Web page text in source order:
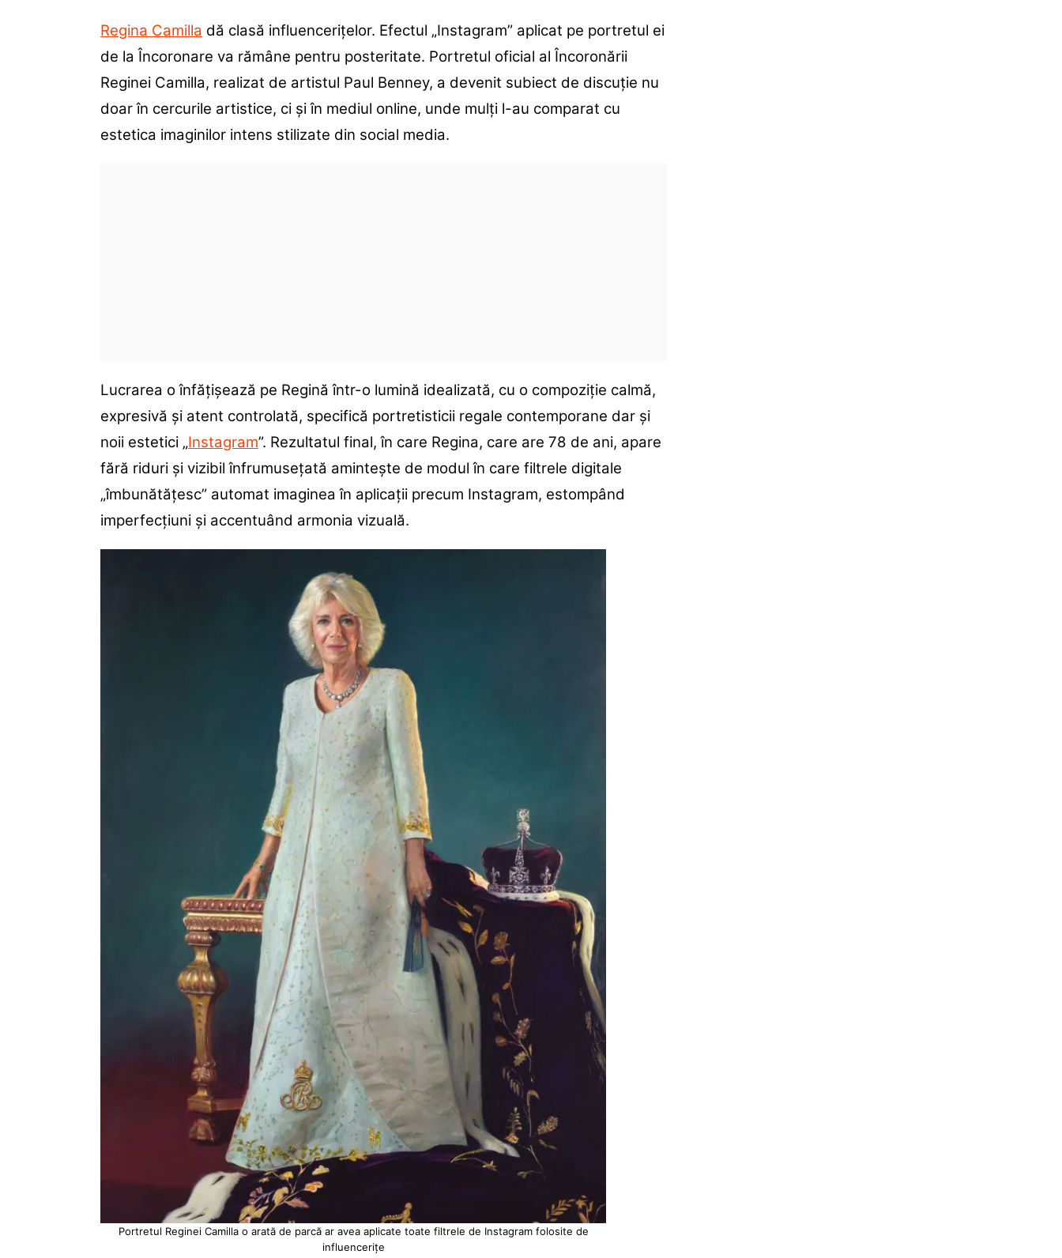
Regina Camilla dă clasă influencerițelor. Efectul „Instagram” aplicat pe portretul ei
de la Încoronare va rămâne pentru posteritate. Portretul oficial al Încoronării
Reginei Camilla, realizat de artistul Paul Benney, a devenit subiect de discuție nu
doar în cercurile artistice, ci și în mediul online, unde mulți l-au comparat cu
estetica imaginilor intens stilizate din social media.
Lucrarea o înfățișează pe Regină într-o lumină idealizată, cu o compoziție calmă,
expresivă și atent controlată, specifică portretisticii regale contemporane dar și
noii estetici „Instagram”. Rezultatul final, în care Regina, care are 78 de ani, apare
fără riduri și vizibil înfrumusețată amintește de modul în care filtrele digitale
„îmbunătățesc” automat imaginea în aplicații precum Instagram, estompând
imperfecțiuni și accentuând armonia vizuală.
Portretul Reginei Camilla o arată de parcă ar avea aplicate toate filtrele de Instagram folosite de
influencerițe